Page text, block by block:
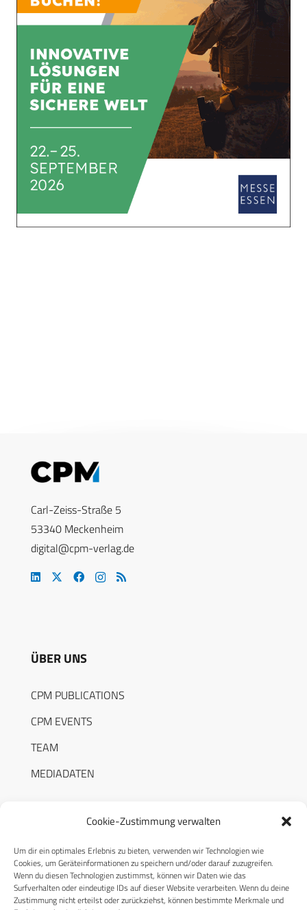
Cookie-Zustimmung verwalten
Um dir ein optimales Erlebnis zu bieten, verwenden wir Technologien wie
Cookies, um Geräteinformationen zu speichern und/oder darauf zuzugreifen.
Wenn du diesen Technologien zustimmst, können wir Daten wie das
Surfverhalten oder eindeutige IDs auf dieser Website verarbeiten. Wenn du deine
Zustimmung nicht erteilst oder zurückziehst, können bestimmte Merkmale und
Carl-Zeiss-Straße 5
53340 Meckenheim
digital@cpm-verlag.de
ÜBER UNS
CPM PUBLICATIONS
CPM EVENTS
TEAM
MEDIADATEN
RECHTLICHES
Datenschutzerklärung